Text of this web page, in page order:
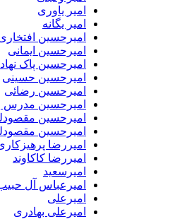
امیر یاوری
امیر یگانه
امیرحسین افتخاری
امیرحسین ایمانی
امیرحسین پاک نهاد
امیرحسین حسینی
امیرحسین رضائی
امیرحسین مدرس و
امیرحسین مقصودلو
امیرحسین مقصودلو و رضا
امیررضا پرهیزکاری
امیررضا کاکاوند
امیرسعید
امیرعباس آل حبیب
امیرعلی
امیرعلی بهادری